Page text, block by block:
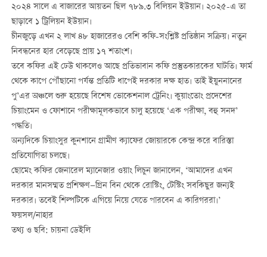
২০২৪ সালে এ বাজারের আয়তন ছিল ৭৮৯.৩ বিলিয়ন ইউয়ান। ২০২৫-এ তা
ছাড়াবে ১ ট্রিলিয়ন ইউয়ান।
চীনজুড়ে এখন ২ লাখ ৪৮ হাজারেরও বেশি কফি-সংশ্লিষ্ট প্রতিষ্ঠান সক্রিয়। নতুন
নিবন্ধনের হার বেড়েছে প্রায় ১৭ শতাংশ।
তবে কফির এই ঢেউ থাকলেও আছে প্রতিভাবান কফি প্রস্তুতকারকের ঘাটতি। ফার্ম
থেকে কাপে পৌঁছানো পর্যন্ত প্রতিটি ধাপেই দরকার দক্ষ হাত। তাই ইয়ুননানের
পু’এর অঞ্চলে শুরু হয়েছে বিশেষ ভোকেশনাল ট্রেনিং। কুয়াংতোং প্রদেশের
চিয়াংমেন ও ফোশানে পরীক্ষামূলকভাবে চালু হয়েছে ‘এক পরীক্ষা, বহু সনদ’
পদ্ধতি।
অন্যদিকে চিয়াংসুর কুনশানে গ্রামীণ ক্যাফের জোয়ারকে কেন্দ্র করে বারিস্তা
প্রতিযোগিতা চলছে।
ছোমেং কফির জেনারেল ম্যানেজার ওয়াং লিচুন জানালেন, ‘আমাদের এখন
দরকার মানসম্মত প্রশিক্ষণ—গ্রিন বিন থেকে রোস্টিং, টেস্টিং সবকিছুর জন্যই
দরকার। তবেই শিল্পটিকে এগিয়ে নিয়ে যেতে পারবেন এ কারিগররা।’
ফয়সল/নাহার
তথ্য ও ছবি: চায়না ডেইলি